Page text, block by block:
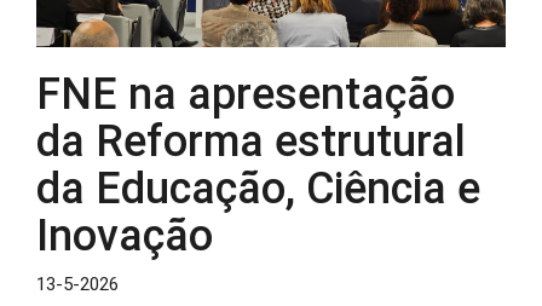
FNE na apresentação
da Reforma estrutural
da Educação, Ciência e
Inovação
13-5-2026